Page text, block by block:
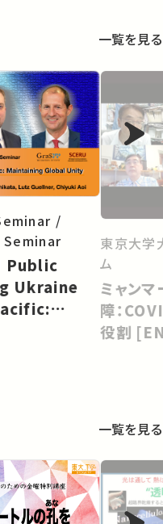
一覧を見る
/
Seminar
Public
Ukraine
東京大学
ム
ミャン
障：
役割
一覧を見る